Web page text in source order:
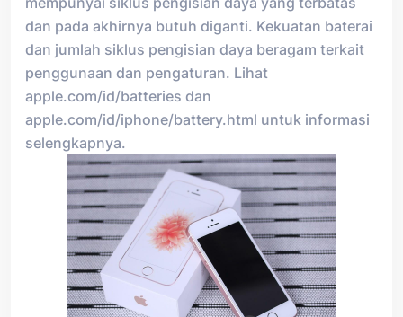
dan pada akhirnya butuh diganti. Kekuatan baterai
dan jumlah siklus pengisian daya beragam terkait
penggunaan dan pengaturan. Lihat
apple.com/id/batteries dan
apple.com/id/iphone/battery.html untuk informasi
selengkapnya.